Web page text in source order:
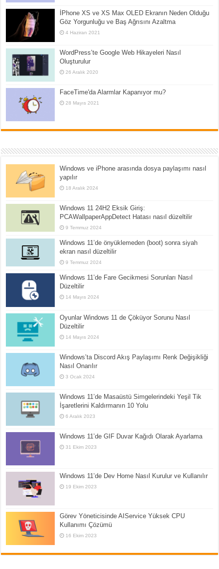
İPhone XS ve XS Max OLED Ekranın Neden Olduğu
Göz Yorgunluğu ve Baş Ağrısını Azaltma
4 Haziran 2021
WordPress’te Google Web Hikayeleri Nasıl
Oluşturulur
26 Aralık 2020
FaceTime'da Alarmlar Kapanıyor mu?
28 Mayıs 2021
Windows ve iPhone arasında dosya paylaşımı nasıl
yapılır
18 Aralık 2024
Windows 11 24H2 Eksik Giriş:
PCAWallpaperAppDetect Hatası nasıl düzeltilir
9 Temmuz 2024
Windows 11’de önyüklemeden (boot) sonra siyah
ekran nasıl düzeltilir
9 Temmuz 2024
Windows 11’de Fare Gecikmesi Sorunları Nasıl
Düzeltilir
14 Mayıs 2024
Oyunlar Windows 11 de Çöküyor Sorunu Nasıl
Düzeltilir
14 Mayıs 2024
Windows’ta Discord Akış Paylaşımı Renk Değişikliği
Nasıl Onarılır
3 Ocak 2024
Windows 11’de Masaüstü Simgelerindeki Yeşil Tik
İşaretlerini Kaldırmanın 10 Yolu
6 Aralık 2023
Windows 11’de GIF Duvar Kağıdı Olarak Ayarlama
31 Ekim 2023
Windows 11’de Dev Home Nasıl Kurulur ve Kullanılır
19 Ekim 2023
Görev Yöneticisinde AIService Yüksek CPU
Kullanımı Çözümü
16 Ekim 2023